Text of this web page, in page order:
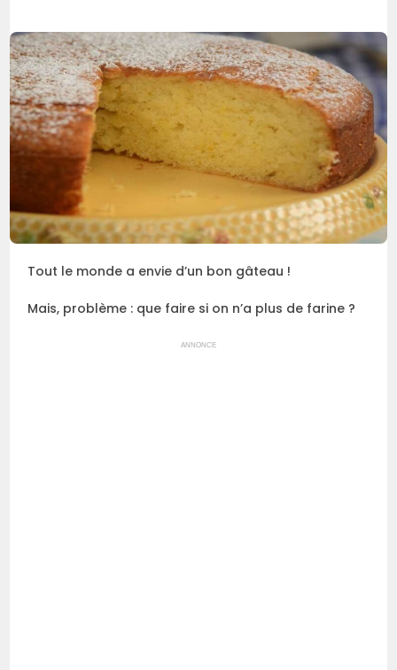
Tout le monde a envie d’un bon gâteau !
Mais, problème : que faire si on n’a plus de farine ?
ANNONCE